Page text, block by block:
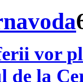
vor
de la